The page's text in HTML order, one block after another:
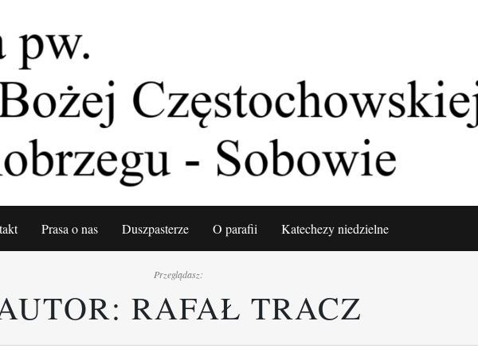
Prasa o nas Duszpasterze O parafii Katechezy niedzielne
Przeglądasz:
RAFAŁ TRACZ